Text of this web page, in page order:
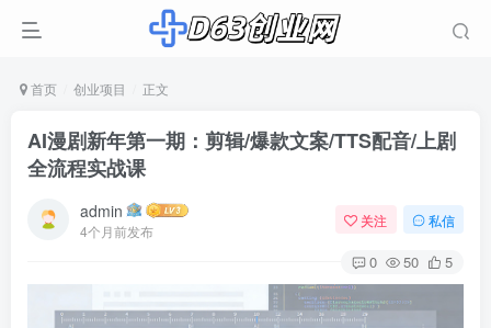
首页 创业项目 正文
AI漫剧新年第一期：剪辑/爆款文案/TTS配音/上剧
全流程实战课
admin
4个月前发布
关注 私信
0 50 5